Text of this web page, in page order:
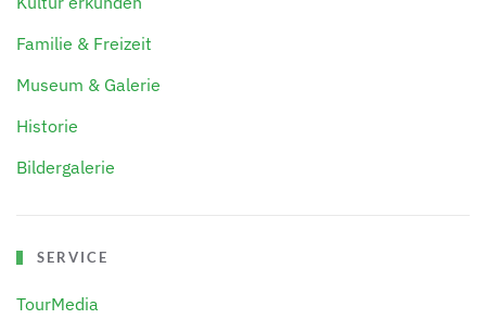
Familie & Freizeit
Museum & Galerie
Historie
Bildergalerie
SERVICE
TourMedia